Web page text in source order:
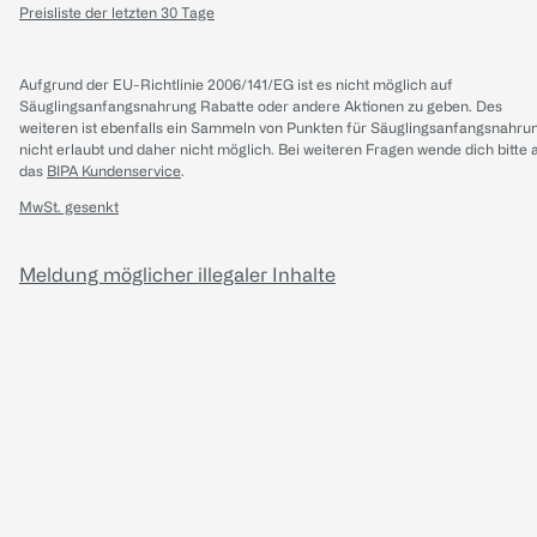
Preisliste der letzten 30 Tage
Aufgrund der EU-Richtlinie 2006/141/EG ist es nicht möglich auf
Säuglingsanfangsnahrung Rabatte oder andere Aktionen zu geben. Des
weiteren ist ebenfalls ein Sammeln von Punkten für
nicht erlaubt und daher nicht möglich. Bei weiteren Fragen wende dich bitte
das BIPA Kundenservice.
MwSt. gesenkt
Meldung möglicher illegaler Inhalte